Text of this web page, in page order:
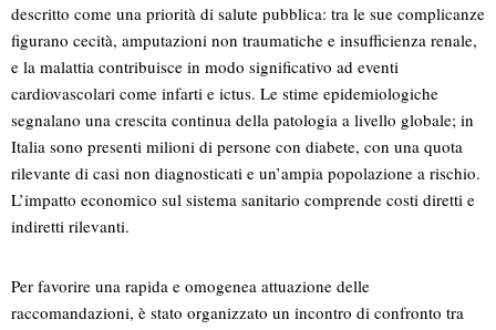
descritto come una priorità di salute pubblica: tra le sue complicanze
figurano cecità, amputazioni non traumatiche e insufficienza renale,
e la malattia contribuisce in modo significativo ad eventi
cardiovascolari come infarti e ictus. Le stime epidemiologiche
segnalano una crescita continua della patologia a livello globale; in
Italia sono presenti milioni di persone con diabete, con una quota
rilevante di casi non diagnosticati e un’ampia popolazione a rischio.
L’impatto economico sul sistema sanitario comprende costi diretti e
indiretti rilevanti.
Per favorire una rapida e omogenea attuazione delle
raccomandazioni, è stato organizzato un incontro di confronto tra